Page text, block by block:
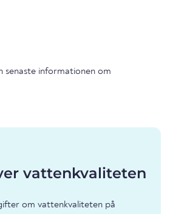
senaste informationen om
vattenkvaliteten
om vattenkvaliteten på